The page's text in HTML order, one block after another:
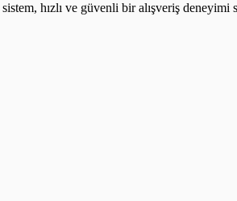
hızlı ve güvenli bir alışveriş deneyimi